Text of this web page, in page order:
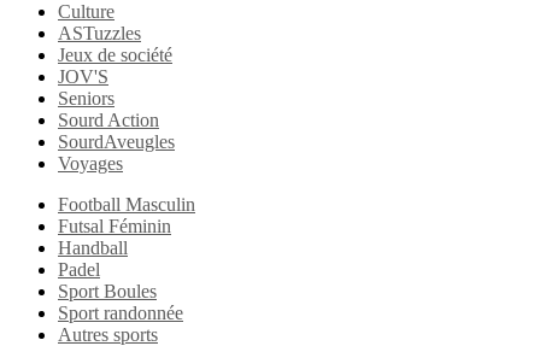
Culture
ASTuzzles
Jeux de société
JOV'S
Seniors
Sourd Action
SourdAveugles
Voyages
Football Masculin
Futsal Féminin
Handball
Padel
Sport Boules
Sport randonnée
Autres sports